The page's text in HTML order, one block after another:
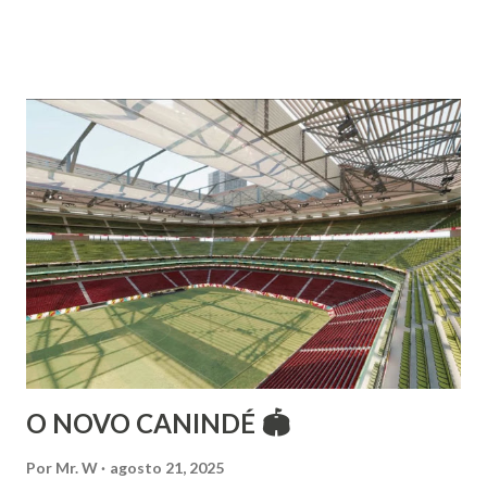
Esteve na Índia aprofundando seus estudos neste estilo
além de partir para pesquisa e vivência das danças
folclóricas do Rajastão (Kalbelia, Banjara, Ghoomar, Chair).
Bailarina profissional e professora de dança. Dedica-se há
15 anos ao estudo e pesquisa de danças étnicas, em especial
às danças ciganas, árabes e indianas. Iniciou seus estudos de
dança aos 4 anos de idade (em 1982) no balé clássico,
passando por diversas atividades co...
O NOVO CANINDÉ 🏟
Por Mr. W agosto 21, 2025